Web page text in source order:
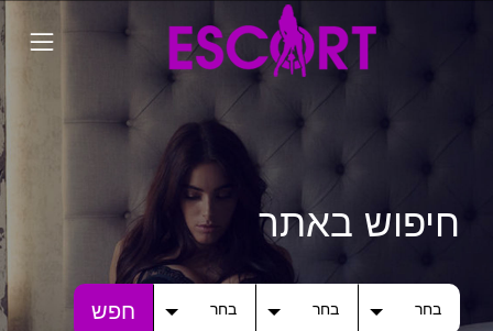
חיפוש באתר
בחר בחר בחר חפש